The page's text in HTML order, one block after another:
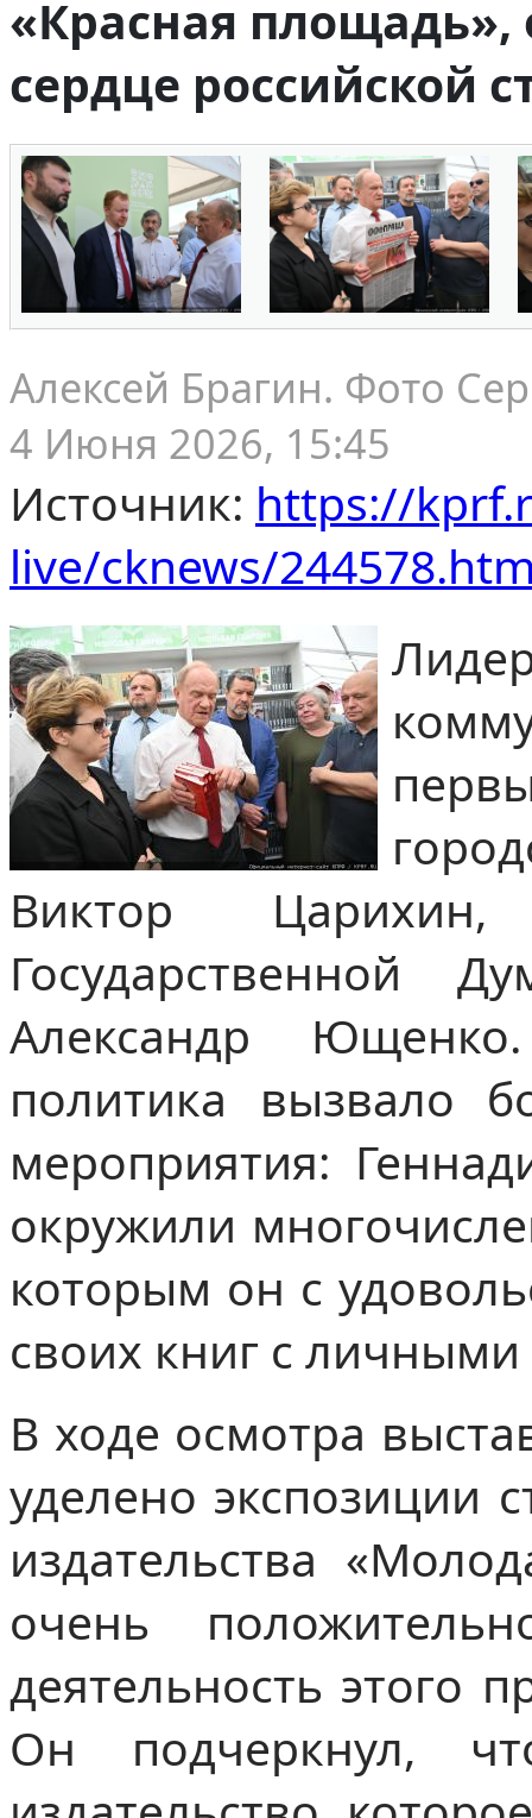
«Красная
сердце российской
Алексей Брагин. Фото
4 Июня 2026, 15:45
Источник: https://
live/cknews/
Виктор
Государственной
Александр
политика вызвало
мероприятия:
окружили
которым он с
своих книг с
В ходе осмотра
уделено экспозиции
издательства
очень
деятельность этого
Он подчеркнул,